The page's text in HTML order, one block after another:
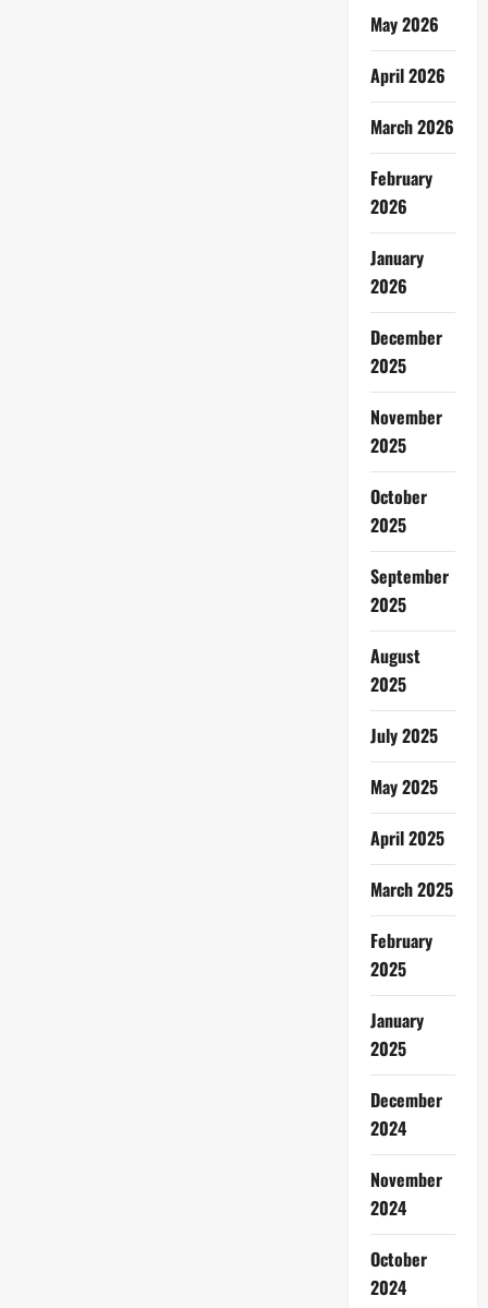
May 2026
April 2026
March 2026
February
2026
January
2026
December
2025
November
2025
October
2025
September
2025
August
2025
July 2025
May 2025
April 2025
March 2025
February
2025
January
2025
December
2024
November
2024
October
2024